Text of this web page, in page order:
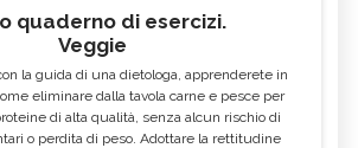
quaderno di esercizi.
Veggie
la guida di una dietologa, apprenderete in
eliminare dalla tavola carne e pesce per
di alta qualità, senza alcun rischio di
o perdita di peso. Adottare la rettitudine